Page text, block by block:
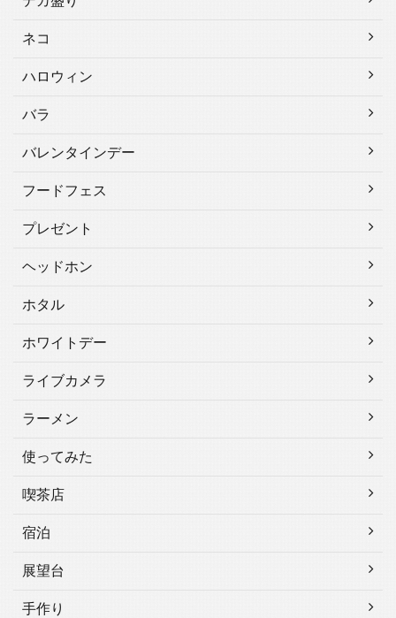
ネコ
ハロウィン
バラ
バレンタインデー
フードフェス
プレゼント
ヘッドホン
ホタル
ホワイトデー
ライブカメラ
ラーメン
使ってみた
喫茶店
宿泊
展望台
手作り